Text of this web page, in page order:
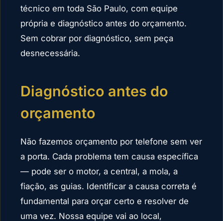
técnico em toda São Paulo, com equipe
própria e diagnóstico antes do orçamento.
Sem cobrar por diagnóstico, sem peça
desnecessária.
Diagnóstico antes do
orçamento
Não fazemos orçamento por telefone sem ver
a porta. Cada problema tem causa específica
— pode ser o motor, a central, a mola, a
fiação, as guias. Identificar a causa correta é
fundamental para orçar certo e resolver de
uma vez. Nossa equipe vai ao local,